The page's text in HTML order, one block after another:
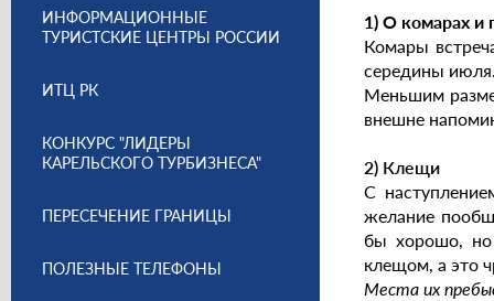
1) О комарах и
Комары
середины
Меньшим
внешне
2) Клещи
C
желание
бы хорошо, но
клещом, а это
Места их
ИНФОРМАЦИОННЫЕ
ТУРИСТСКИЕ ЦЕНТРЫ РОССИИ
ИТЦ РК
КОНКУРС "ЛИДЕРЫ
КАРЕЛЬСКОГО ТУРБИЗНЕСА"
ПЕРЕСЕЧЕНИЕ ГРАНИЦЫ
ПОЛЕЗНЫЕ ТЕЛЕФОНЫ